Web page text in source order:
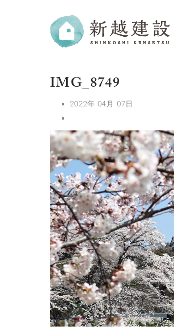
IMG_8749
2022年 04月 07日